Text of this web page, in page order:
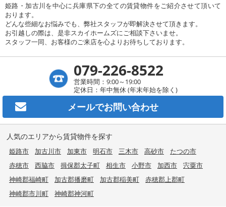
姫路・加古川を中心に兵庫県下の全ての賃貸物件をご紹介させて頂いて
おります。
どんな些細なお悩みでも、弊社スタッフが即解決させて頂きます。
お引越しの際は、是非スカイホームズにご相談下さいませ。
スタッフ一同、お客様のご来店を心よりお待ちしております。
079-226-8522
営業時間：9:00～19:00
定休日：年中無休 (年末年始を除く)
メールでお問い合わせ
人気のエリアから賃貸物件を探す
姫路市 加古川市 加東市 明石市 三木市 高砂市
たつの市
赤穂市
西脇市 揖保郡太子町 相生市 小野市 加西市
宍粟市
神崎郡福崎町
加古郡播磨町 加古郡稲美町
赤穂郡上郡町
神崎郡市川町
神崎郡神河町